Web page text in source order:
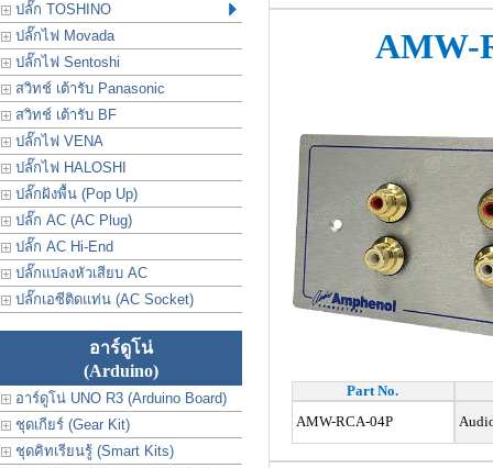
ปลั๊ก TOSHINO
ปลั๊กไฟ Movada
ปลั๊กไฟ Sentoshi
สวิทช์ เต้ารับ Panasonic
สวิทช์ เต้ารับ BF
ปลั๊กไฟ VENA
ปลั๊กไฟ HALOSHI
ปลั๊กฝังพื้น (Pop Up)
ปลั๊ก AC (AC Plug)
ปลั๊ก AC Hi-End
ปลั๊กแปลงหัวเสียบ AC
ปลั๊กเอซีติดแท่น (AC Socket)
อาร์ดูโน่
(Arduino)
อาร์ดูโน่ UNO R3 (Arduino Board)
ชุดเกียร์ (Gear Kit)
ชุดคิทเรียนรู้ (Smart Kits)
AMW-
Part No.
AMW-RCA-04P